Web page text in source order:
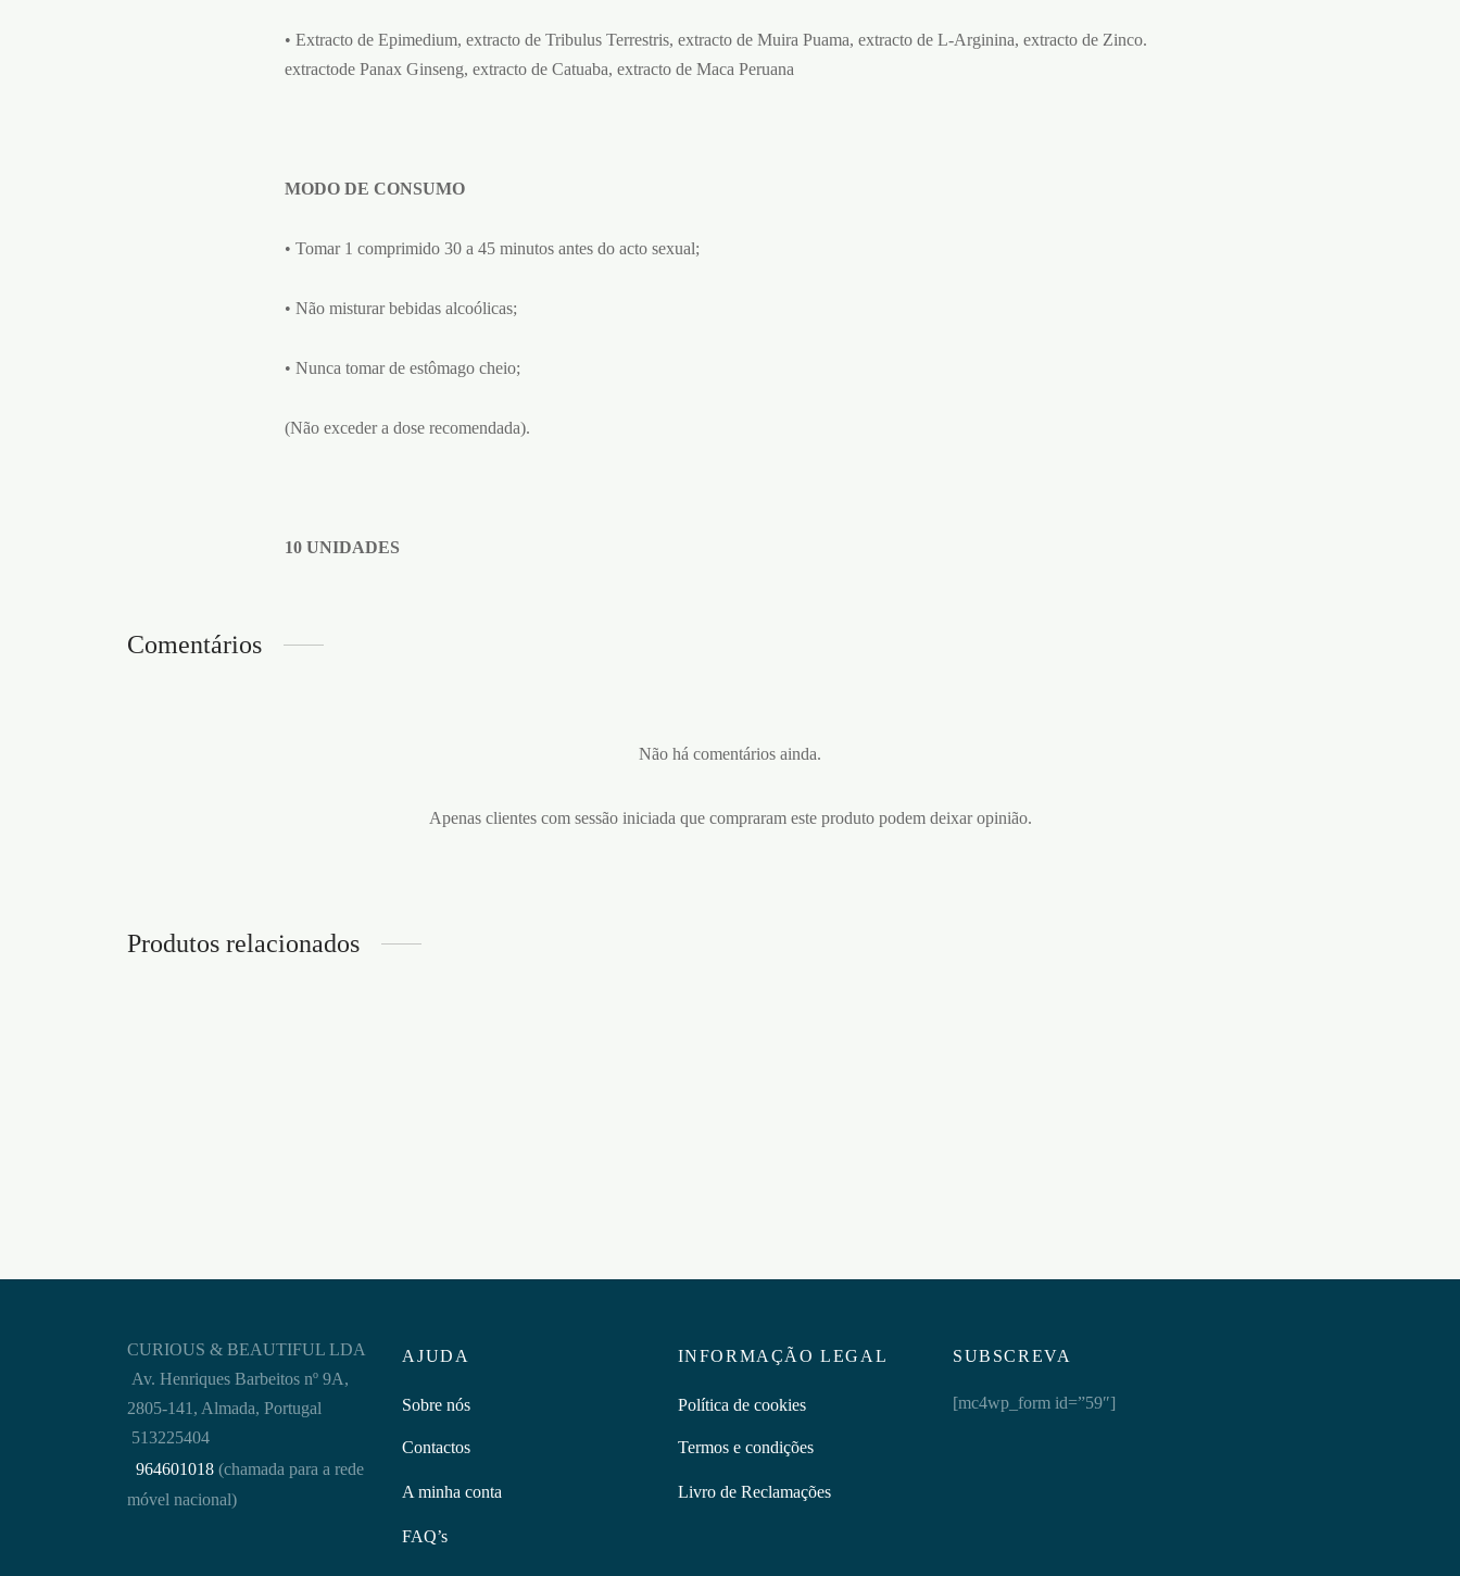
• Extracto de Epimedium, extracto de Tribulus Terrestris, extracto de Muira Puama, extracto de L-Arginina, extracto de Zinco.
extractode Panax Ginseng, extracto de Catuaba, extracto de Maca Peruana
MODO DE CONSUMO
• Tomar 1 comprimido 30 a 45 minutos antes do acto sexual;
• Não misturar bebidas alcoólicas;
• Nunca tomar de estômago cheio;
(Não exceder a dose recomendada).
10 UNIDADES
Comentários
Não há comentários ainda.
Apenas clientes com sessão iniciada que compraram este produto podem deixar opinião.
Produtos relacionados
SUBSCREVA
[mc4wp_form id=”59″]
AJUDA
Sobre nós
Contactos
A minha conta
FAQ’s
INFORMAÇÃO LEGAL
Política de cookies
Termos e condições
Livro de Reclamações
CURIOUS & BEAUTIFUL LDA
Av. Henriques Barbeitos nº 9A,
2805-141, Almada, Portugal
513225404
964601018 (chamada para a rede
móvel nacional)